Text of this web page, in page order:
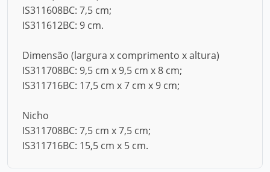
IS311608BC: 7,5 cm;
IS311612BC: 9 cm.
Dimensão (largura x comprimento x altura)
IS311708BC: 9,5 cm x 9,5 cm x 8 cm;
IS311716BC: 17,5 cm x 7 cm x 9 cm;
Nicho
IS311708BC: 7,5 cm x 7,5 cm;
IS311716BC: 15,5 cm x 5 cm.